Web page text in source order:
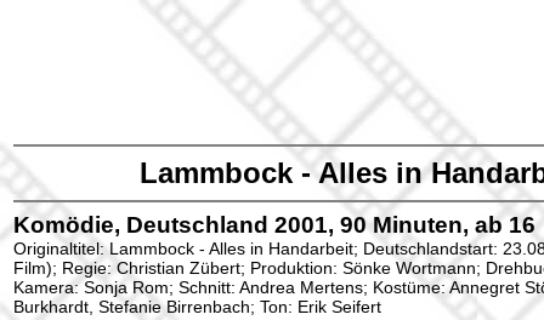
Lammbock - Alles in
Komödie, Deutschland 2001, 90 Minuten, ab 16
Originaltitel: Lammbock - Alles in Handarbeit; Deutschlandstart:
Film); Regie: Christian Zübert; Produktion: Sönke Wortmann;
Kamera: Sonja Rom; Schnitt: Andrea Mertens; Kostüme: Annegret
Burkhardt, Stefanie Birrenbach; Ton: Erik Seifert